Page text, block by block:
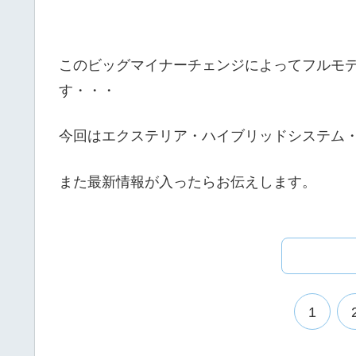
このビッグマイナーチェンジによってフルモ
す・・・
今回はエクステリア・ハイブリッドシステム
また最新情報が入ったらお伝えします。
1